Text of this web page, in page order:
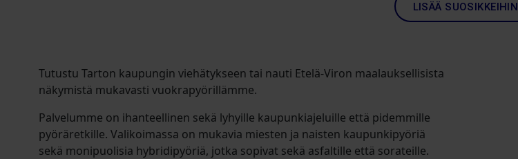
LISÄÄ SUOSIKKEIHIN
Tutustu Tarton kaupungin viehätykseen tai nauti Etelä-Viron maalauksellisista
näkymistä mukavasti vuokrapyörillämme.
Palvelumme on ihanteellinen sekä lyhyille kaupunkiajeluille että pidemmille
pyöräretkille. Valikoimassa on mukavia miesten ja naisten kaupunkipyöriä
sekä monipuolisia hybridipyöriä, jotka sopivat sekä asfaltille että sorateille.